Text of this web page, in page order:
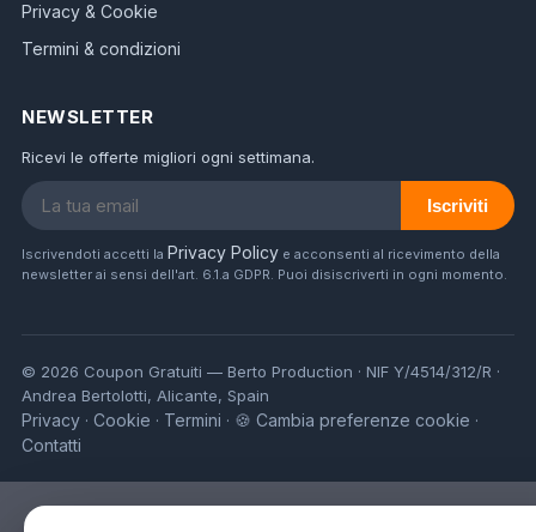
Privacy & Cookie
Termini & condizioni
NEWSLETTER
Ricevi le offerte migliori ogni settimana.
Iscriviti
Iscrivendoti accetti la Privacy Policy e acconsenti al ricevimento della
newsletter ai sensi dell'art. 6.1.a GDPR. Puoi disiscriverti in ogni momento.
© 2026 Coupon Gratuiti — Berto Production · NIF Y/4514/312/R ·
Andrea Bertolotti, Alicante, Spain
Privacy · Cookie · Termini · 🍪 Cambia preferenze cookie ·
Contatti